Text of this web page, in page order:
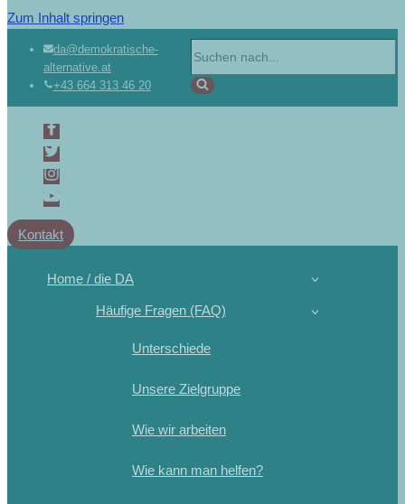
Zum Inhalt springen
da@demokratische-
alternative.at
+43 664 313 46 20
Kontakt
Home / die DA
Häufige Fragen (FAQ)
Unterschiede
Unsere Zielgruppe
Wie wir arbeiten
Wie kann man helfen?